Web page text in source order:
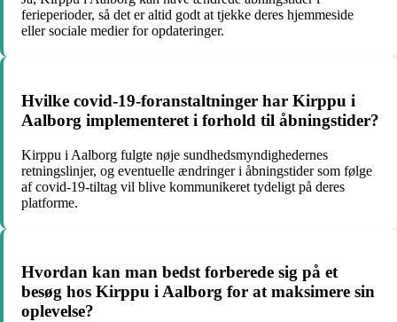
ferieperioder, så det er altid godt at tjekke deres hjemmeside
eller sociale medier for opdateringer.
Hvilke covid-19-foranstaltninger har Kirppu i
Aalborg implementeret i forhold til åbningstider?
Kirppu i Aalborg fulgte nøje sundhedsmyndighedernes
retningslinjer, og eventuelle ændringer i åbningstider som følge
af covid-19-tiltag vil blive kommunikeret tydeligt på deres
platforme.
Hvordan kan man bedst forberede sig på et
besøg hos Kirppu i Aalborg for at maksimere sin
oplevelse?